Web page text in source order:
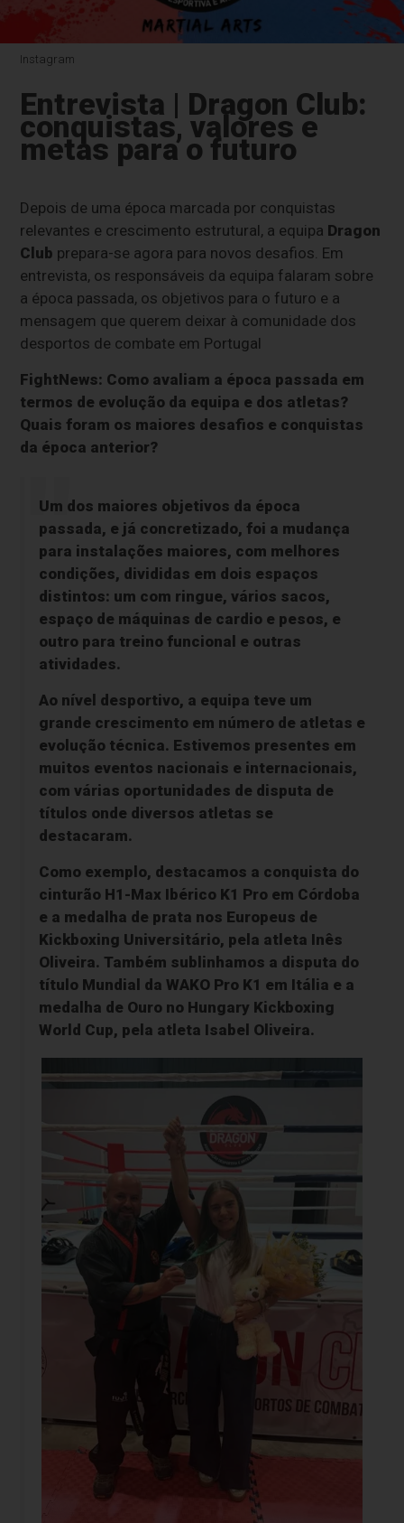
Instagram
Entrevista | Dragon Club:
conquistas, valores e
metas para o futuro
Depois de uma época marcada por conquistas
relevantes e crescimento estrutural, a equipa Dragon
Club prepara-se agora para novos desafios. Em
entrevista, os responsáveis da equipa falaram sobre
a época passada, os objetivos para o futuro e a
mensagem que querem deixar à comunidade dos
desportos de combate em Portugal
FightNews: Como avaliam a época passada em
termos de evolução da equipa e dos atletas?
Quais foram os maiores desafios e conquistas
da época anterior?
Um dos maiores objetivos da época
passada, e já concretizado, foi a mudança
para instalações maiores, com melhores
condições, divididas em dois espaços
distintos: um com ringue, vários sacos,
espaço de máquinas de cardio e pesos, e
outro para treino funcional e outras
atividades.
Ao nível desportivo, a equipa teve um
grande crescimento em número de atletas e
evolução técnica. Estivemos presentes em
muitos eventos nacionais e internacionais,
com várias oportunidades de disputa de
títulos onde diversos atletas se
destacaram.
Como exemplo, destacamos a conquista do
cinturão H1-Max Ibérico K1 Pro em Córdoba
e a medalha de prata nos Europeus de
Kickboxing Universitário, pela atleta Inês
Oliveira. Também sublinhamos a disputa do
título Mundial da WAKO Pro K1 em Itália e a
medalha de Ouro no Hungary Kickboxing
World Cup, pela atleta Isabel Oliveira.